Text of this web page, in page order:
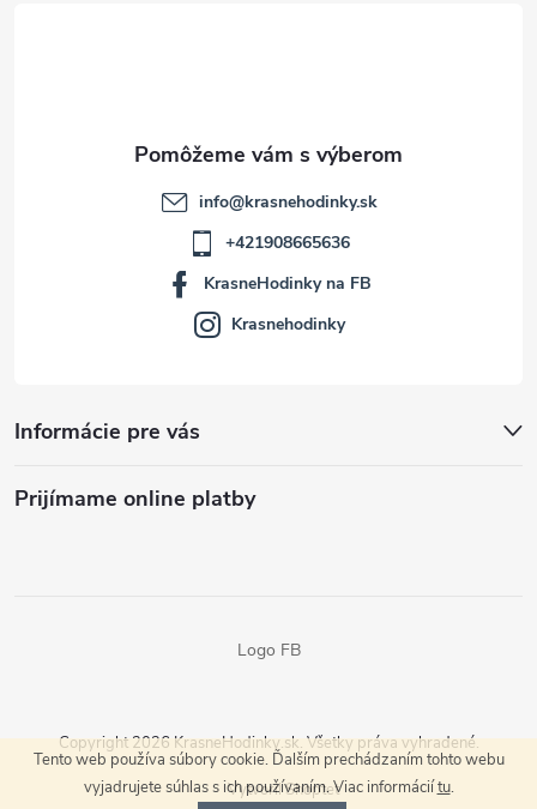
Tento web používa súbory cookie. Ďalším prechádzaním tohto webu
vyjadrujete súhlas s ich používaním. Viac informáciítu.
Informácie pre vás
Prijímame online platby
info@krasnehodinky.sk
+421908665636
KrasneHodinky na FB
Krasnehodinky
Logo FB
Vytvoril Shoptet
Copyright 2026 KrasneHodinky.sk. Všetky práva vyhradené.